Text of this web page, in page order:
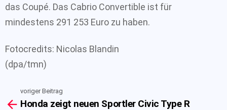
das Coupé. Das Cabrio Convertible ist für
mindestens 291 253 Euro zu haben.
Fotocredits: Nicolas Blandin
(dpa/tmn)
more
voriger Beitrag
Honda zeigt neuen Sportler Civic Type R